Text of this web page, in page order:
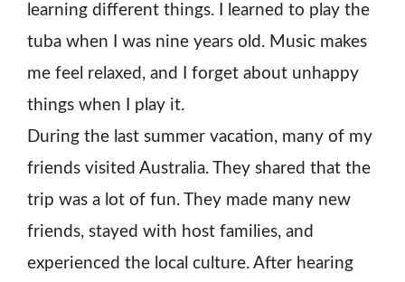
learning different things. I learned to play the
tuba when I was nine years old. Music makes
me feel relaxed, and I forget about unhappy
things when I play it.
During the last summer vacation, many of my
friends visited Australia. They shared that the
trip was a lot of fun. They made many new
friends, stayed with host families, and
experienced the local culture. After hearing